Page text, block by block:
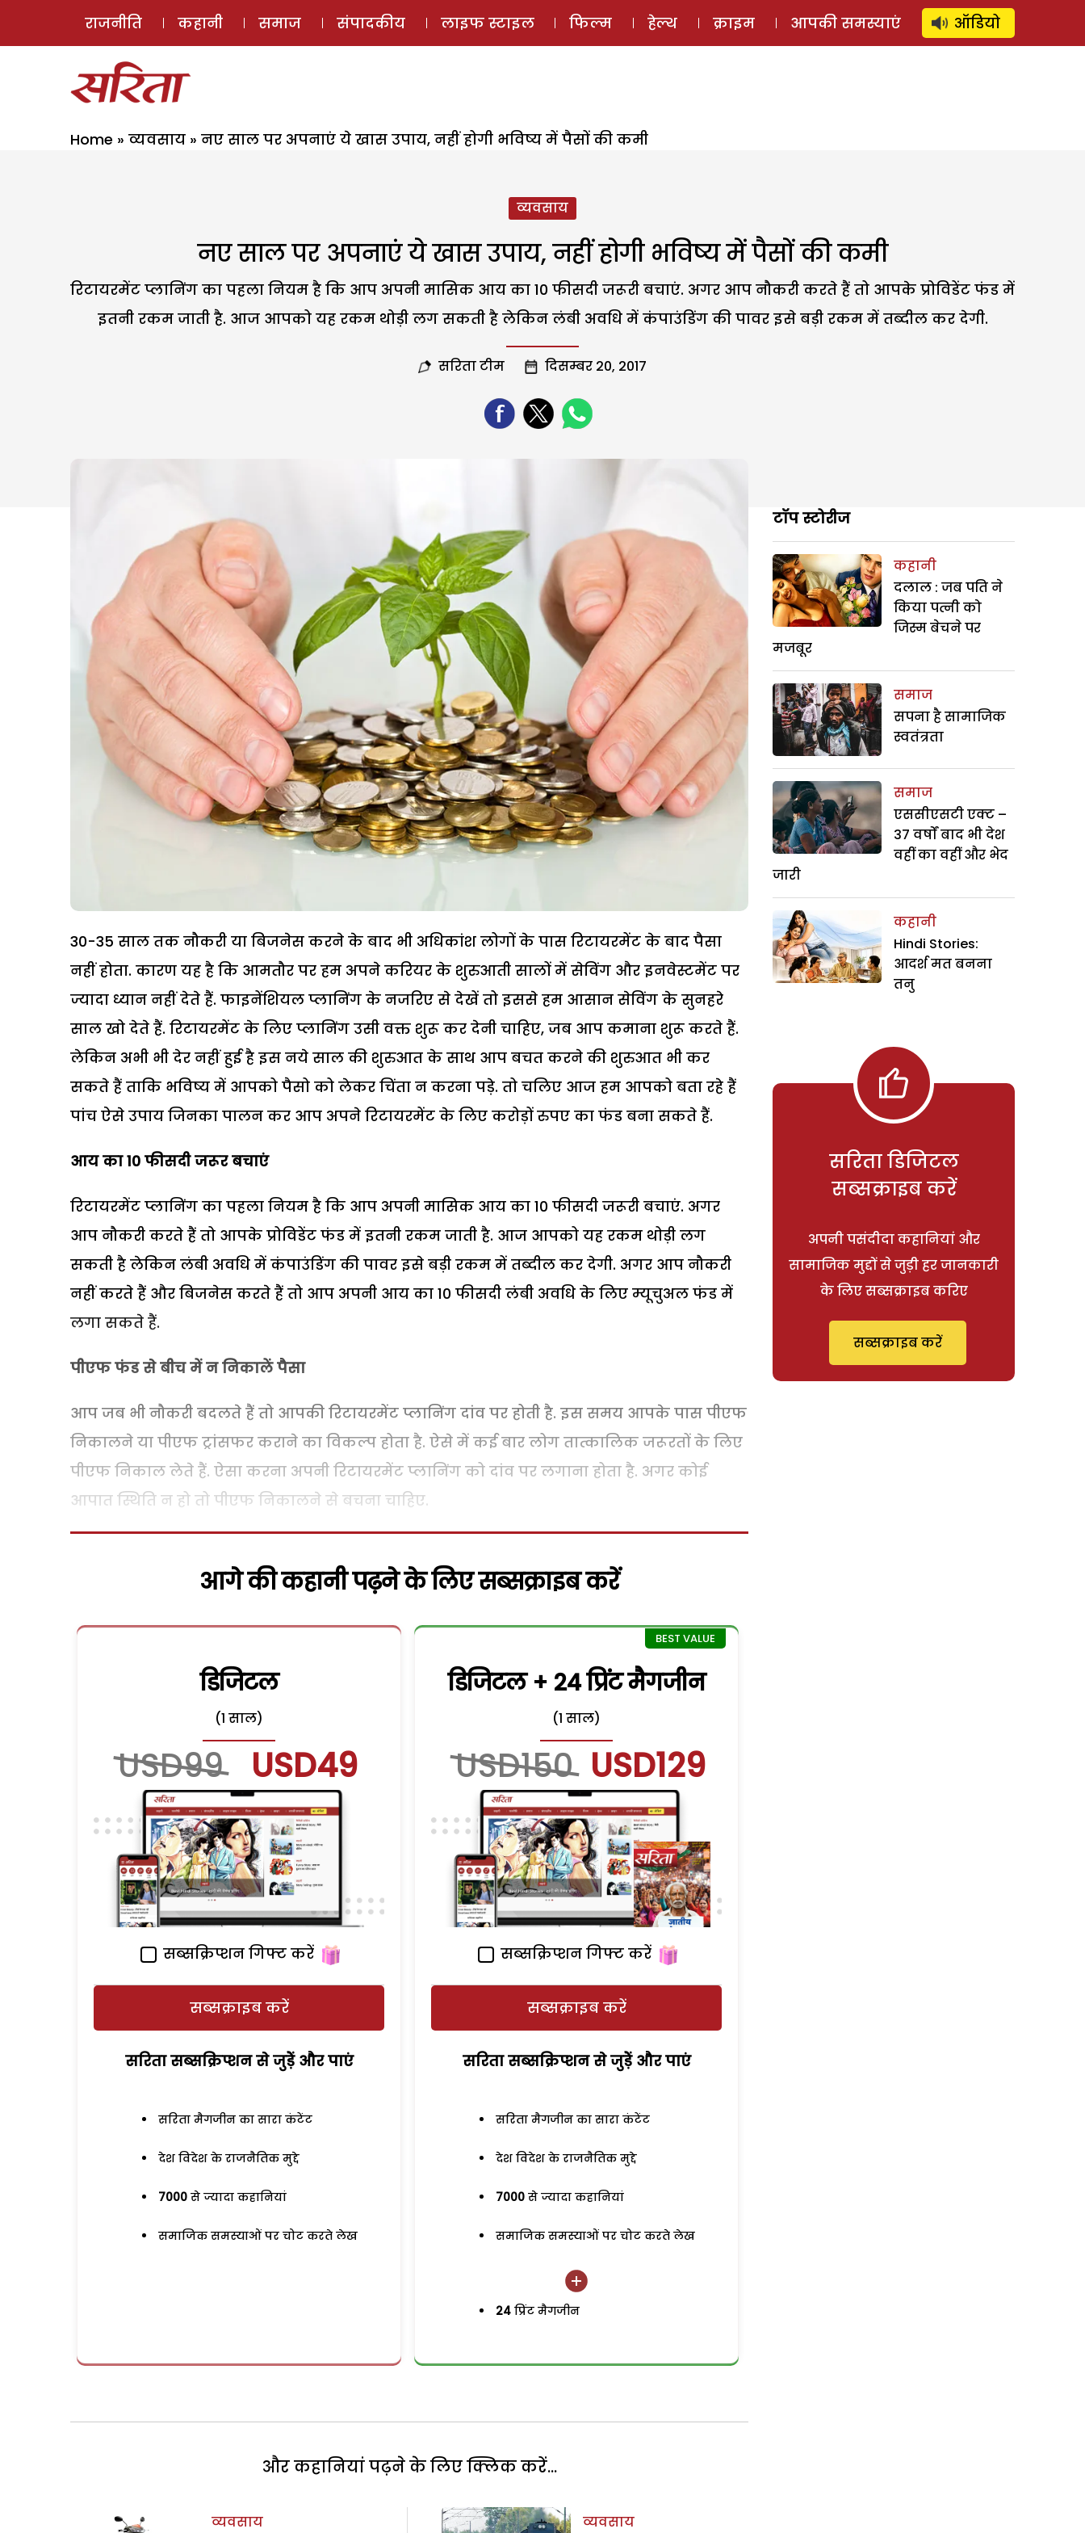
ई-मैगज़ीन ऑडियो स्टोरी लॉग इन ⚲ SUBSCRIBE
राजनीति कहानी समाज संपादकीय लाइफ स्टाइल फिल्म हेल्थ क्राइम आपकी समस्याएं ऑडियो
Home » व्यवसाय » नए साल पर अपनाएं ये खास उपाय, नहीं होगी भविष्य में पैसों की कमी
व्यवसाय
नए साल पर अपनाएं ये खास उपाय, नहीं होगी भविष्य में पैसों की कमी
रिटायरमेंट प्लानिंग का पहला नियम है कि आप अपनी मासिक आय का 10 फीसदी जरूरी बचाएं. अगर आप नौकरी करते हैं तो आपके प्रोविडेंट फंड में
इतनी रकम जाती है. आज आपको यह रकम थोड़ी लग सकती है लेकिन लंबी अवधि में कंपाउंडिंग की पावर इसे बड़ी रकम में तब्दील कर देगी.
सरिता टीम दिसम्बर 20, 2017
30-35 साल तक नौकरी या बिजनेस करने के बाद भी अधिकांश लोगों के पास रिटायरमेंट के बाद पैसा
नहीं होता. कारण यह है कि आमतौर पर हम अपने करियर के शुरुआती सालों में सेविंग और इनवेस्टमेंट पर
ज्यादा ध्यान नहीं देते हैं. फाइनेंशियल प्लानिंग के नजरिए से देखें तो इससे हम आसान सेविंग के सुनहरे
साल खो देते हैं. रिटायरमेंट के लिए प्लानिंग उसी वक्त शुरू कर देनी चाहिए, जब आप कमाना शुरू करते हैं.
लेकिन अभी भी देर नहीं हुई है इस नये साल की शुरुआत के साथ आप बचत करने की शुरुआत भी कर
सकते हैं ताकि भविष्य में आपको पैसो को लेकर चिंता न करना पड़े. तो चलिए आज हम आपको बता रहे हैं
पांच ऐसे उपाय जिनका पालन कर आप अपने रिटायरमेंट के लिए करोड़ों रुपए का फंड बना सकते हैं.
आय का 10 फीसदी जरूर बचाएं
रिटायरमेंट प्लानिंग का पहला नियम है कि आप अपनी मासिक आय का 10 फीसदी जरूरी बचाएं. अगर
आप नौकरी करते हैं तो आपके प्रोविडेंट फंड में इतनी रकम जाती है. आज आपको यह रकम थोड़ी लग
सकती है लेकिन लंबी अवधि में कंपाउंडिंग की पावर इसे बड़ी रकम में तब्दील कर देगी. अगर आप नौकरी
नहीं करते हैं और बिजनेस करते हैं तो आप अपनी आय का 10 फीसदी लंबी अवधि के लिए म्यूचुअल फंड में
लगा सकते हैं.
पीएफ फंड से बीच में न निकालें पैसा
आप जब भी नौकरी बदलते हैं तो आपकी रिटायरमेंट प्लानिंग दांव पर होती है. इस समय आपके पास पीएफ
निकालने या पीएफ ट्रांसफर कराने का विकल्प होता है. ऐसे में कई बार लोग तात्कालिक जरूरतों के लिए
पीएफ निकाल लेते हैं. ऐसा करना अपनी रिटायरमेंट प्लानिंग को दांव पर लगाना होता है. अगर कोई
आपात स्थिति न हो तो पीएफ निकालने से बचना चाहिए.
आगे की कहानी पढ़ने के लिए सब्सक्राइब करें
डिजिटल
(1 साल)
USD99 USD49
सब्सक्रिप्शन गिफ्ट करें
सब्सक्राइब करें
सरिता सब्सक्रिप्शन से जुड़ेें और पाएं
सरिता मैगजीन का सारा कंटेंट
देश विदेश के राजनैतिक मुद्दे
7000 से ज्यादा कहानियां
समाजिक समस्याओं पर चोट करते लेख
डिजिटल + 24 प्रिंट मैगजीन
(1 साल)
USD150 USD129
सब्सक्रिप्शन गिफ्ट करें
सब्सक्राइब करें
सरिता सब्सक्रिप्शन से जुड़ेें और पाएं
सरिता मैगजीन का सारा कंटेंट
देश विदेश के राजनैतिक मुद्दे
7000 से ज्यादा कहानियां
समाजिक समस्याओं पर चोट करते लेख
24 प्रिंट मैगजीन
और कहानियां पढ़ने के लिए क्लिक करें...
व्यवसाय
व्यवसाय
टॉप स्टोरीज
कहानी
दलाल : जब पति ने
किया पत्नी को
जिस्म बेचने पर
मजबूर
समाज
सपना है सामाजिक
स्वतंत्रता
समाज
एससीएसटी एक्ट –
37 वर्षों बाद भी देश
वहीं का वहीं और भेद
जारी
कहानी
Hindi Stories:
आदर्श मत बनना
तनु
सरिता डिजिटल
सब्सक्राइब करें
अपनी पसंदीदा कहानियां और
सामाजिक मुद्दों से जुड़ी हर जानकारी
के लिए सब्सक्राइब करिए
सब्सक्राइब करें